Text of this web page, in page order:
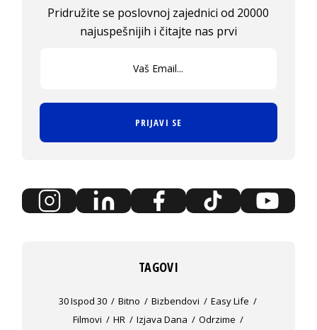
Pridružite se poslovnoj zajednici od 20000
najuspešnijih i čitajte nas prvi
PRIJAVI SE
TAGOVI
30 Ispod 30 Bitno Bizbendovi
Easy Life
Filmovi
HR Izjava Dana
Odrzime